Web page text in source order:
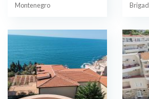
Montenegro